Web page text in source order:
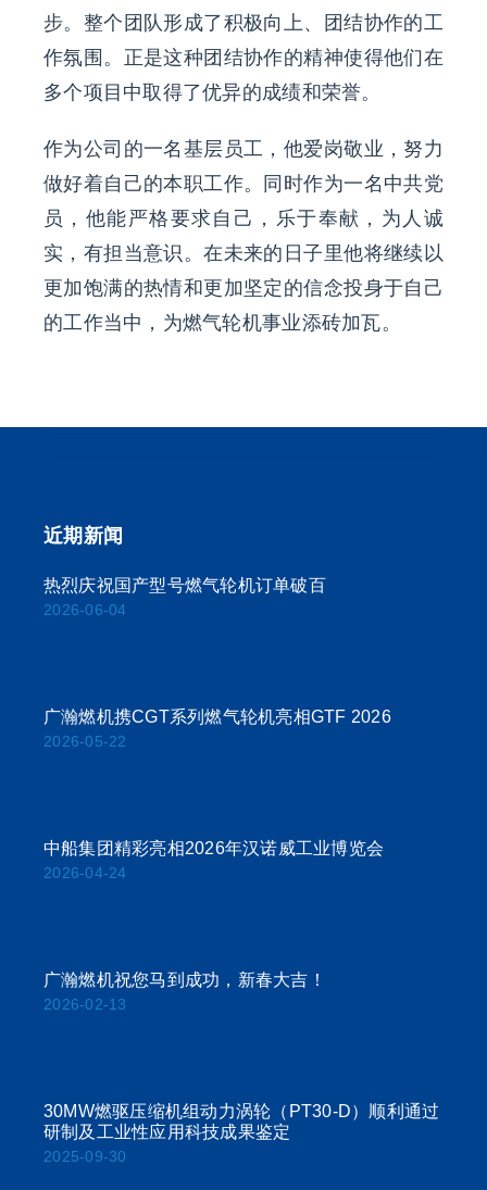
步。整个团队形成了积极向上、团结协作的工
作氛围。正是这种团结协作的精神使得他们在
多个项目中取得了优异的成绩和荣誉。
作为公司的一名基层员工，他爱岗敬业，努力
做好着自己的本职工作。同时作为一名中共党
员，他能严格要求自己，乐于奉献，为人诚
实，有担当意识。在未来的日子里他将继续以
更加饱满的热情和更加坚定的信念投身于自己
的工作当中，为燃气轮机事业添砖加瓦。
近期新闻
热烈庆祝国产型号燃气轮机订单破百
2026-06-04
广瀚燃机携CGT系列燃气轮机亮相GTF 2026
2026-05-22
中船集团精彩亮相2026年汉诺威工业博览会
2026-04-24
广瀚燃机祝您马到成功，新春大吉！
2026-02-13
30MW燃驱压缩机组动力涡轮（PT30-D）顺利通过
研制及工业性应用科技成果鉴定
2025-09-30